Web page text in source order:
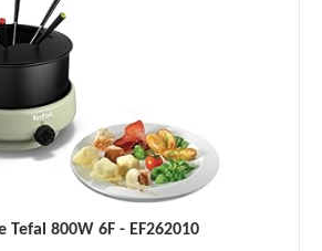
Tefal 800W 6F - EF262010